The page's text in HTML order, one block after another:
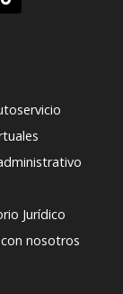
Jurídico
nosotros